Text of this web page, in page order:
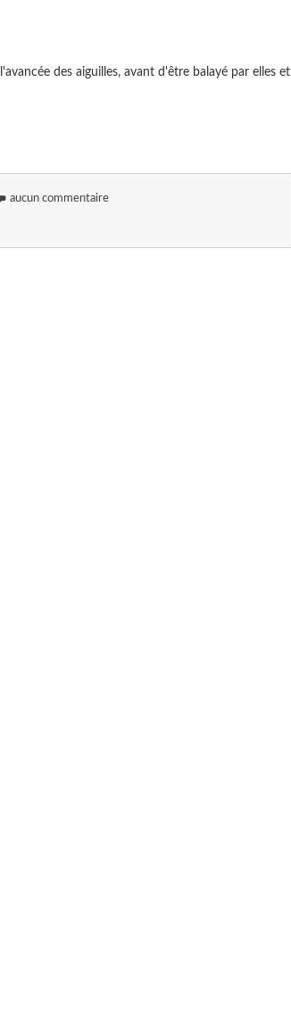
des aiguilles, avant d'être balayé par elles et
aucun commentaire